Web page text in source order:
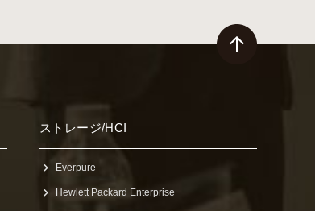
ストレージ/HCI
Everpure
Hewlett Packard Enterprise